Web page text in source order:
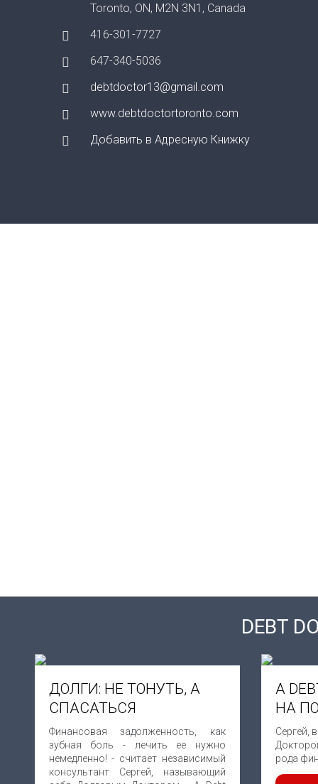
Toronto, ON, M2N 3N1, Canada
416-301-7727
647-340-5036
debtdoctor13@gmail.com
www.debtdoctortoronto.com
Добавить в Адресную Книжку
DEBT
ДОЛГИ: НЕ ТОНУТЬ, А
СПАСАТЬСЯ
Финансовая задолженность, как
зубная боль - лечить ее нужно
немедленно! - считает независимый
консультант Сергей, называющий
A
НА
Сергей,
рода